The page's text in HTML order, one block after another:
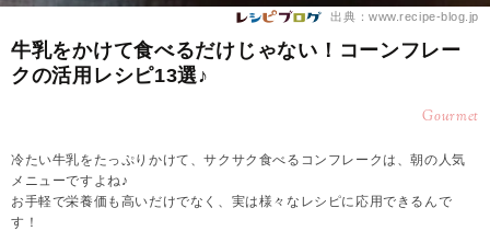
出典：www.recipe-blog.jp
牛乳をかけて食べるだけじゃない！コーンフレー
クの活用レシピ13選♪
Gourmet
冷たい牛乳をたっぷりかけて、サクサク食べるコンフレークは、朝の人気
メニューですよね♪
お手軽で栄養価も高いだけでなく、実は様々なレシピに応用できるんで
す！